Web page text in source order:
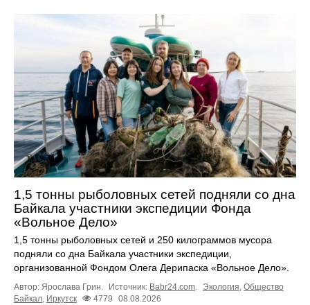
1,5 тонны рыболовных сетей подняли со дна
Байкала участники экспедиции Фонда
«Вольное Дело»
1,5 тонны рыболовных сетей и 250 килограммов мусора
подняли со дна Байкала участники экспедиции,
организованной Фондом Олега Дерипаска «Вольное Дело».
Автор: Ярослава Грин. Источник: Babr24.com. Экология, Общество
Байкал, Иркутск 4779 08.08.2026